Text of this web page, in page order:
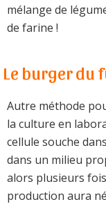
mélange de
de farine !
Le burger du
Autre méthode
la culture en
cellule souche
dans un milieu
alors plusieurs
production aura